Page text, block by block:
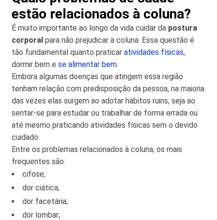
estão relacionados à coluna?
É muito importante ao longo da vida cuidar da postura
corporal para não prejudicar a coluna. Essa questão é
tão fundamental quanto praticar atividades físicas,
dormir bem e se alimentar bem.
Embora algumas doenças que atingem essa região
tenham relação com predisposição da pessoa, na maioria
das vezes elas surgem ao adotar hábitos ruins, seja ao
sentar-se para estudar ou trabalhar de forma errada ou
até mesmo praticando atividades físicas sem o devido
cuidado.
Entre os problemas relacionados à coluna, os mais
frequentes são:
cifose;
dor ciática;
dor facetária;
dor lombar;